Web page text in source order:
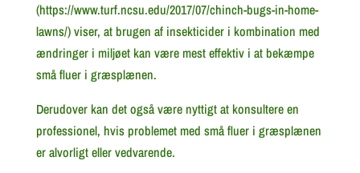
(https://www.turf.ncsu.edu/2017/07/chinch-bugs-in-home-
lawns/) viser, at brugen af insekticider i kombination med
ændringer i miljøet kan være mest effektiv i at bekæmpe
små fluer i græsplænen.
Derudover kan det også være nyttigt at konsultere en
professionel, hvis problemet med små fluer i græsplænen
er alvorligt eller vedvarende.